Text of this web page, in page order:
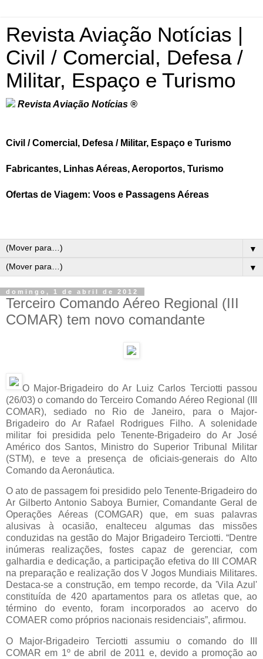
Revista Aviação Notícias |
Civil / Comercial, Defesa /
Militar, Espaço e Turismo
Revista Aviação Notícias ®
Civil / Comercial, Defesa / Militar, Espaço e Turismo
Fabricantes, Linhas Aéreas, Aeroportos, Turismo
Ofertas de Viagem: Voos e Passagens Aéreas
▼
▼
domingo, 1 de abril de 2012
Terceiro Comando Aéreo Regional (III
COMAR) tem novo comandante
O Major-Brigadeiro do Ar Luiz Carlos Terciotti passou
(26/03) o comando do Terceiro Comando Aéreo Regional (III
COMAR), sediado no Rio de Janeiro, para o Major-
Brigadeiro do Ar Rafael Rodrigues Filho. A solenidade
militar foi presidida pelo Tenente-Brigadeiro do Ar José
Américo dos Santos, Ministro do Superior Tribunal Militar
(STM), e teve a presença de oficiais-generais do Alto
Comando da Aeronáutica.
O ato de passagem foi presidido pelo Tenente-Brigadeiro do
Ar Gilberto Antonio Saboya Burnier, Comandante Geral de
Operações Aéreas (COMGAR) que, em suas palavras
alusivas à ocasião, enalteceu algumas das missões
conduzidas na gestão do Major Brigadeiro Terciotti. “Dentre
inúmeras realizações, fostes capaz de gerenciar, com
galhardia e dedicação, a participação efetiva do III COMAR
na preparação e realização dos V Jogos Mundiais Militares.
Destaca-se a construção, em tempo recorde, da 'Vila Azul'
constituída de 420 apartamentos para os atletas que, ao
término do evento, foram incorporados ao acervo do
COMAER como próprios nacionais residenciais”, afirmou.
O Major-Brigadeiro Terciotti assumiu o comando do III
COMAR em 1º de abril de 2011 e, devido a promoção ao